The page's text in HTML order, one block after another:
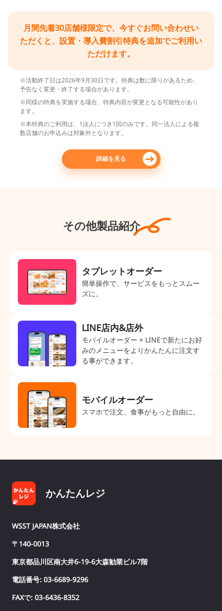
月間先着30店舗様限定で、今すぐお問い合わせい
ただくと、設置・導入費割引特典を追加でご利用い
ただけます。
※活動終了日は2026年9月30日です。特典は数に限りがあるため、
予告なく変更・終了する場合があります。
※同様の特典を実施する場合、特典内容が変更となる可能性があり
ます。
※本特典のご利用は、1法人につき1回のみです。同一法人による複
数店舗のお申込みは対象外となります。
詳細を見る
その他製品紹介
タブレットオーダー
簡単操作で、サービスをもっとスムー
ズに。
LINE店内&店外
モバイルオーダー × LINEで新たにお好
みのメニューをよりかんたんに注文す
る事ができます。
モバイルオーダー
スマホで注文、食事がもっと自由に。
かんたんレジ
WSST JAPAN株式会社
〒140-0013
東京都品川区南大井6-19-6大森勧業ビル7階
電話番号: 03-6689-9296
FAXで: 03-6436-8352